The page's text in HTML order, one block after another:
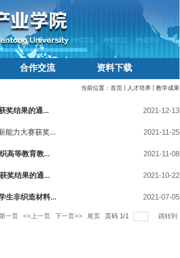
合作交流 资料下载
当前位置： 首页 人才培养 教学成果
奖结果的通... 2021-12-13
能力大赛获奖... 2021-11-25
高等教育教... 2021-11-08
奖结果的通... 2021-10-22
生非织造材料... 2021-07-05
一页 <<上一页 下一页>> 尾页 页码 1/1 跳转到